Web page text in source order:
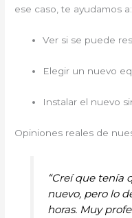
ese caso, te ayudamos a:
Ver si se puede
Elegir un nuevo
Instalar el nuevo
Opiniones reales de
“Creí que tenía
nuevo, pero lo
horas. Muy